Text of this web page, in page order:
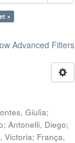
×
Advanced Filters
Giulia;
;Antonelli, Diego;
Victoria; França,